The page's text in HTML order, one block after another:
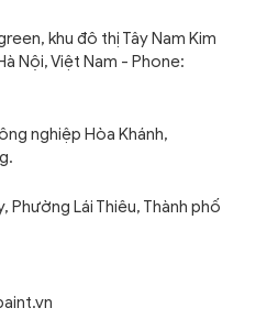
khu đô thị Tây Nam Kim
Nội, Việt Nam - Phone:
nghiệp Hòa Khánh,
Phường Lái Thiêu, Thành phố